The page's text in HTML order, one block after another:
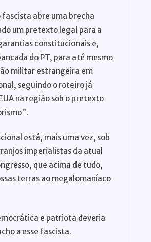
fascista abre uma brecha
um pretexto legal para a
constitucionais e,
do PT, para até mesmo
militar estrangeira em
seguindo o roteiro já
na região sob o pretexto
está, mais uma vez, sob
imperialistas da atual
que acima de tudo,
terras ao megalomaníaco
e patriota deveria
a esse fascista.